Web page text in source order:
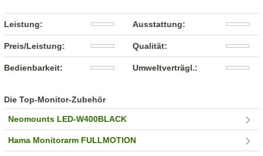
Leistung: Ausstattung:
Preis/Leistung: Qualität:
Bedienbarkeit: Umweltverträgl.:
Die Top-Monitor-Zubehör
Neomounts LED-W400BLACK
Hama Monitorarm FULLMOTION